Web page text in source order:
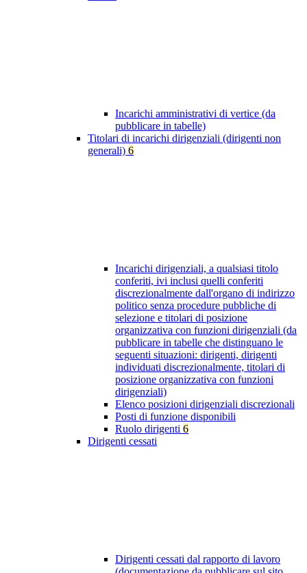
Incarichi amministrativi di vertice (da
pubblicare in tabelle)
Titolari di incarichi dirigenziali (dirigenti non
generali) 6
Incarichi dirigenziali, a qualsiasi titolo
conferiti, ivi inclusi quelli conferiti
discrezionalmente dall'organo di indirizzo
politico senza procedure pubbliche di
selezione e titolari di posizione
organizzativa con funzioni dirigenziali (da
pubblicare in tabelle che distinguano le
seguenti situazioni: dirigenti, dirigenti
individuati discrezionalmente, titolari di
posizione organizzativa con funzioni
dirigenziali)
Elenco posizioni dirigenziali discrezionali
Posti di funzione disponibili
Ruolo dirigenti 6
Dirigenti cessati
Dirigenti cessati dal rapporto di lavoro